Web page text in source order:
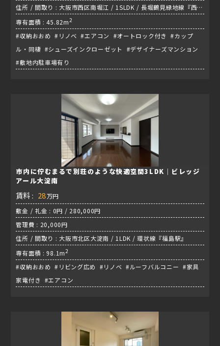
住所 / 間取り : 大阪市西区南堀江 / 1SLDK / 長堀鶴見緑地線『西大
橋駅』
専有面積 : 45.82m2
#収納おおめ #リノベ #エアコン #オートロック付き #カップ
ル・同棲 #シューズインクローゼット #デザイナーズマンション
#敷地内駐車場有り
市内に佇むまるで別荘のような快適空間3LDK｜ビレッジ
アール大淀南
賃料 : 28万円
敷金 / 礼金 : 0円 / 280,000円
管理費 : 20,000円
住所 / 間取り : 大阪市北区大淀南 / 1LDK / 環状線『福島駅』
専有面積 : 98.1m2
#収納おおめ #リビング広め #リノベ #ルーフバルコニー #家具
家電付き #エアコン